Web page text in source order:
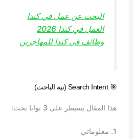
البحث عن عمل في كندا
العمل في كندا 2026
وظائف في كندا للمهاجرين
🎯 Search Intent (نية الباحث)
هذا المقال يسيطر على 3 نوايا بحث:
1. معلوماتي